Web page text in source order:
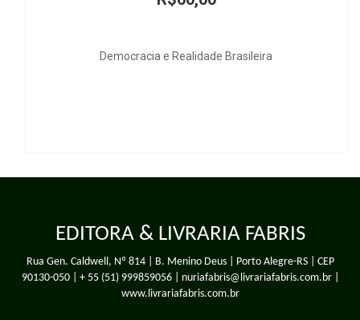
Democracia e Realidade Brasileira
EDITORA & LIVRARIA FABRIS
Rua Gen. Caldwell, Nº 814 | B. Menino Deus | Porto Alegre-RS | CEP
90130-050 | + 55 (51) 999859056| nuriafabris@livrariafabris.com.br |
www.livrariafabris.com.br